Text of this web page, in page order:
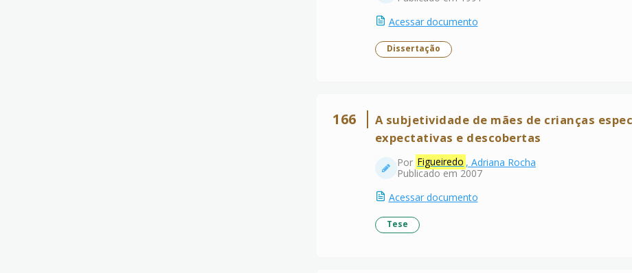
Acessar documento
Dissertação
166
A subjetividade de mães de crianças
expectativas e descobertas
Por Figueiredo , Adriana Rocha
Publicado em 2007
Acessar documento
Tese